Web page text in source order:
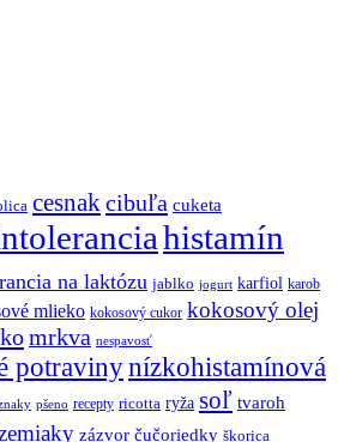
cesnakcibuľa cuketa
histamín
na laktózu jablko jogurt karfiol karob
mlieko kokosový cukor kokosový olej
mrkva nespavosť
potravinynízkohistamínová
pšeno recepty ricotta ryža soľ tvaroh
zázvor čučoriedky škorica